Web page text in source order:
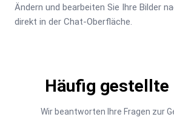
Ändern und bearbeiten Sie Ihre Bilder
direkt in der Chat-Oberfläche.
Häufig gestellte
Wir beantworten Ihre Fragen zur